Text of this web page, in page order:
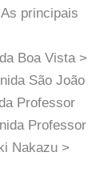
principais
Boa Vista >
São João
Professor
Professor
Nakazu >